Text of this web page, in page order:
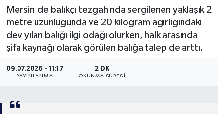
Mersin'de balıkçı tezgahında sergilenen yaklaşık 2
metre uzunluğunda ve 20 kilogram ağırlığındaki
dev yılan balığı ilgi odağı olurken, halk arasında
şifa kaynağı olarak görülen balığa talep de arttı.
09.07.2026 - 11:17
YAYINLANMA
2 DK
OKUNMA SÜRESI
KÜLTÜR-SANAT
EĞİTİM
Haber Arşivi